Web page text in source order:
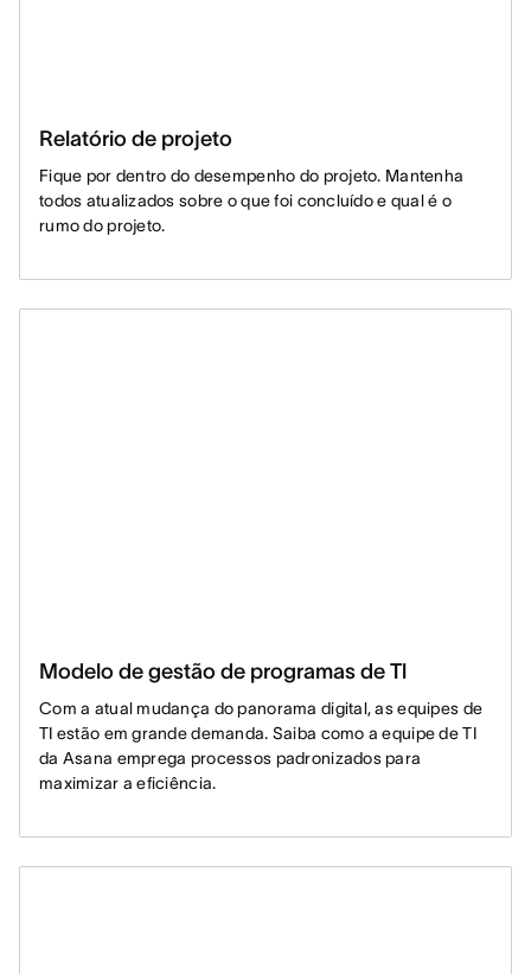
Relatório de projeto
Fique por dentro do desempenho do projeto. Mantenha
todos atualizados sobre o que foi concluído e qual é o
rumo do projeto.
Modelo de gestão de programas de Tl
Com a atual mudança do panorama digital, as equipes de
TI estão em grande demanda. Saiba como a equipe de TI
da Asana emprega processos padronizados para
maximizar a eficiência.